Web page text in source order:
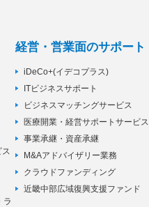
ス
ラ
経営・営業面のサポート
iDeCo+(イデコプラス)
ITビジネスサポート
ビジネスマッチングサービス
医療開業・経営サポートサービス
事業承継・資産承継
M&Aアドバイザリー業務
クラウドファンディング
近畿中部広域復興支援ファンド